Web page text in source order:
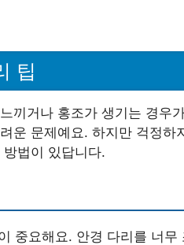
팁
끼거나 홍조가 생기는 경우
운 문제예요. 하지만 걱정하
법이 있답니다.
중요해요. 안경 다리를 너